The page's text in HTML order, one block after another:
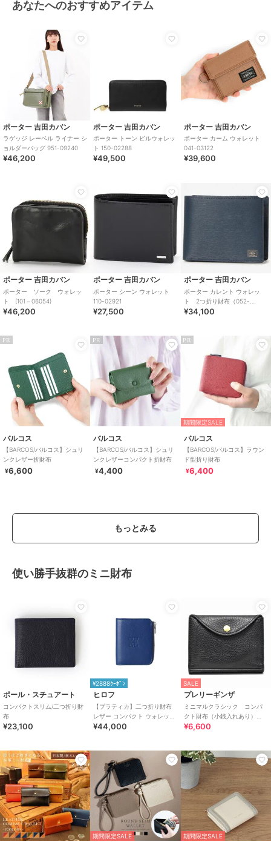
あなたへのおすすめアイテム
ポーター 吉田カバン
ラゲッジ レーベル ライナー シ
ョルダーバッグ 951-09240
¥46,200
ポーター 吉田カバン
ポーター トーン ビルウォレッ
ト 150-02288
¥49,500
ポーター 吉田カバン
ポーター カーム ウォレット
041-03122
¥39,600
ポーター 吉田カバン
ポーター ソーク ウォレッ
ト (101－06054)
¥46,200
ポーター 吉田カバン
ポーター シーン ウォレット
110-02921
¥27,500
ポーター 吉田カバン
ポーター カレント ウォレッ
ト 2つ折り財布（052-
02203）
¥34,100
PR
バルコス
【BARCOS/バルコス】シュリ
ンクレザー折財布
¥6,600
PR
バルコス
【BARCOS/バルコス】シュリ
ンクレザーコンパクト折財布
¥4,400
PR
期間限定SALE
バルコス
【BARCOS/バルコス】ラウン
ド型折り財布
¥6,400
もっとみる
使い勝手抜群のミニ財布
ポール・スチュアート
コンパクトスリム/二つ折り財
布
¥23,100
¥2888ｸｰﾎﾟﾝ
ヒロフ
【プラティカ】二つ折り財布
レザー コンパクト ウォレット
本革（商品番号：P25-
¥44,000
SALE
プレリーギンザ
ミニマルクラシック コンパ
クト財布（小銭入れあり）
「プレリーギンザ」
¥6,600
期間限定SALE 期間限定SALE